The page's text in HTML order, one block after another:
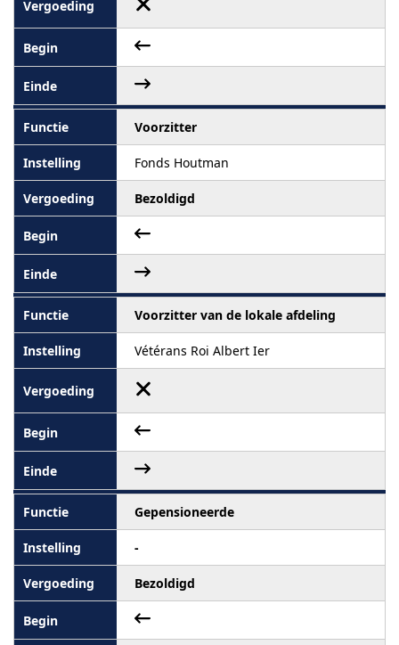
Voorzitter
Fonds Houtman
Bezoldigd
Voorzitter van de lokale afdeling
Vétérans Roi Albert Ier
Gepensioneerde
-
Bezoldigd